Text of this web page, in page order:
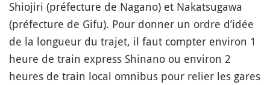
Shiojiri (préfecture de Nagano) et Nakatsugawa
(préfecture de Gifu). Pour donner un ordre d’idée
de la longueur du trajet, il faut compter environ 1
heure de train express Shinano ou environ 2
heures de train local omnibus pour relier les gares